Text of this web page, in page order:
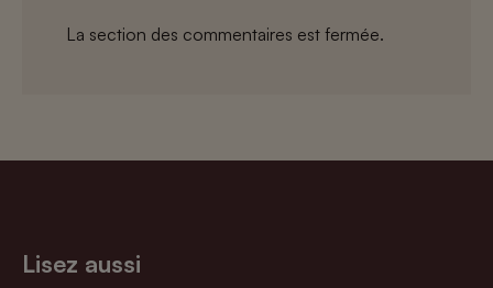
La section des commentaires est fermée.
Lisez aussi